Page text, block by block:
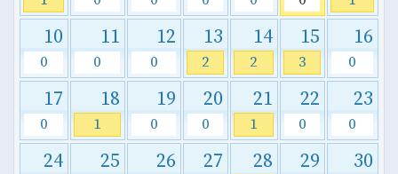
10
0
11
0
12
0
13
2
14
2
15
3
16
0
17
0
18
1
19
0
20
0
21
1
22
0
23
0
24 25 26 27 28 29 30